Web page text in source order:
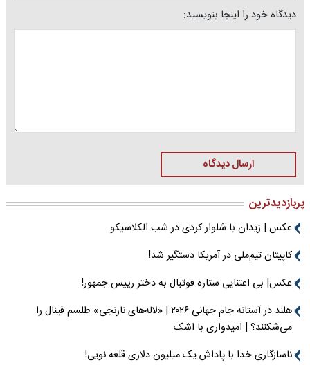
دیدگاه خود را اینجا بنویسید:
ارسال دیدگاه
پربازدیدترین
عکس | زیدان با شلوار کردی در شب الکلاسیکو
کاپیتان تیم‌ملی در آمریکا دستگیر شد!
عکس| بی اعتنایی ستاره فوتبال به دختر رییس جمهور!
هلند در آستانه جام جهانی ۲۰۲۶ | «لاله‌های نارنجی» طلسم فینال را
می‌شکنند؟ | امیدواری با اشک
ناسازگاری خدا با پاداش یک میلیون دلاری قلعه نویی!